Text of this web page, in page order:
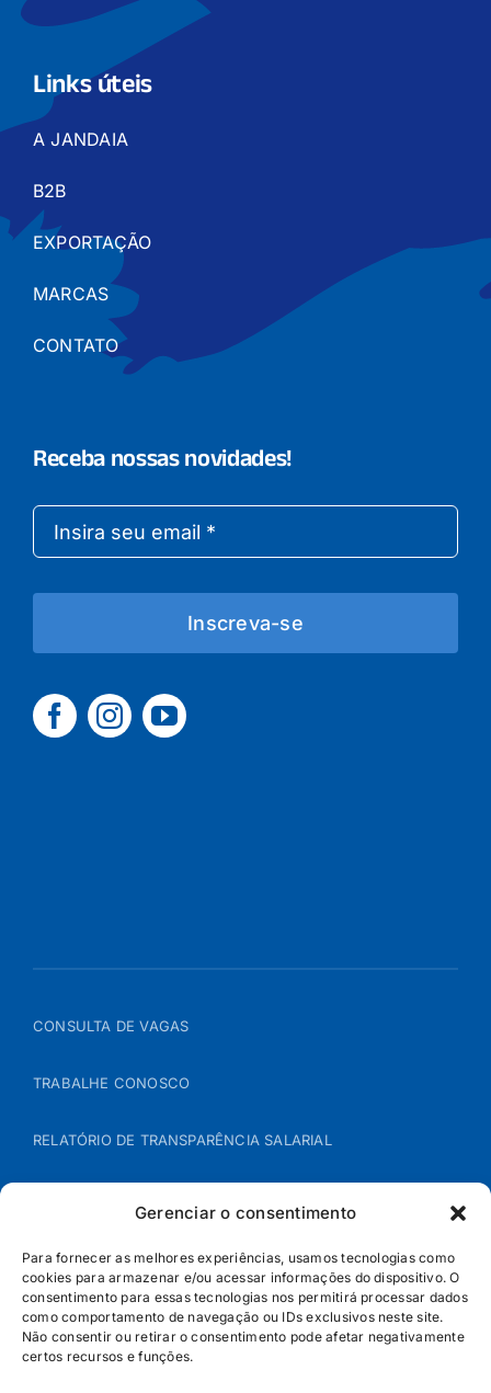
Gerenciar o consentimento
Para fornecer as melhores experiências, usamos tecnologias como
cookies para armazenar e/ou acessar informações do dispositivo. O
consentimento para essas tecnologias nos permitirá processar dados
como comportamento de navegação ou IDs exclusivos neste site.
Não consentir ou retirar o consentimento pode afetar negativamente
certos recursos e funções.
Links úteis
A JANDAIA
B2B
EXPORTAÇÃO
MARCAS
CONTATO
Receba nossas novidades!
Inscreva-se
CONSULTA DE VAGAS
TRABALHE CONOSCO
RELATÓRIO DE TRANSPARÊNCIA SALARIAL
POLÍTICA DE COOKIES
POLÍTICA DE PRIVACIDADE